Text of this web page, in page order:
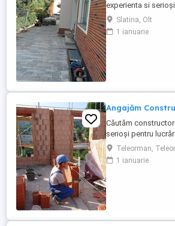
experienta si
constructie în
si ajutor ucenic !
Fatade Polistiren,
Slatina, Olt
1 ianuarie
Angajăm
Căutăm
serioși pentru
Germania, atat
ucenic ! Lucrări:
Polistiren, Renovari
Teleorman,
1 ianuarie